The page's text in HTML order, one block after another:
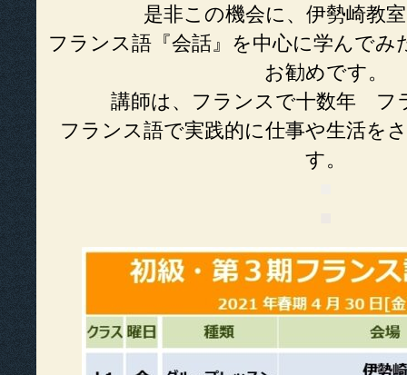
是非この機会に、伊勢崎教
フランス語『会話』を中心に学んでみ
お勧めです。
講師は、フランスで十数年 フ
フランス語で実践的に仕事や生活を
す。